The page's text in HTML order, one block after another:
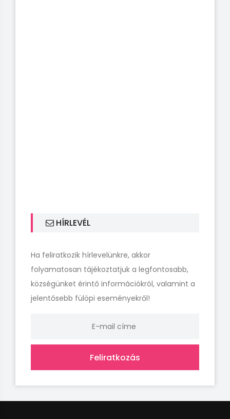
HÍRLEVÉL
Ha feliratkozik hírlevelünkre, akkor
folyamatosan tájékoztatjuk a legfontosabb,
községünket érintő információkról, valamint a
jelentősebb fülöpi eseményekről!
Feliratkozás